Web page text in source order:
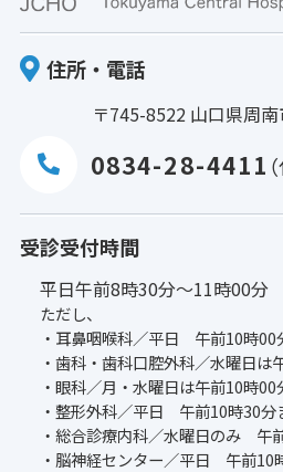
住所・電話
〒745-8522 山口県周
0834-28-4411
受診受付時間
平日午前8時30分〜11時00分
ただし、
・耳鼻咽喉科／平日 午前10時00
・歯科・歯科口腔外科／水曜日は
・眼科／月・水曜日は午前10時00
・整形外科／平日 午前10時30分
・総合診療内科／水曜日のみ 午
・脳神経センター／平日 午前10